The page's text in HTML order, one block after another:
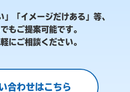
」「イメージだけある」等、
もご提案可能です。
にご相談ください。
合わせはこちら